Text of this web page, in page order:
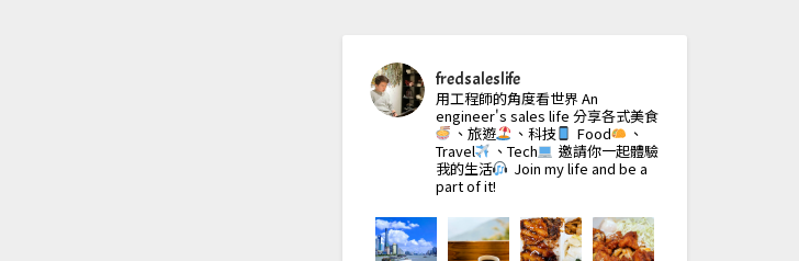
fredsaleslife
用工程師的角度看世界 An
engineer's sales life 分享各式美食
、旅遊
、科技 Food
、
Travel
、Tech
邀請你一起體驗
我的生活
Join my life and be a
part of it!